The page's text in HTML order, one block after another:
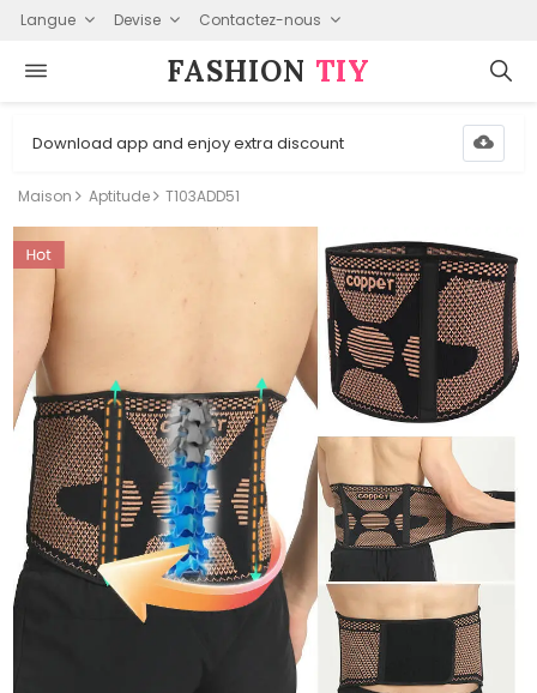
Langue Devise Contactez-nous
FASHION⁠ TIY
Download app and enjoy extra discount
Maison Aptitude T103ADD51